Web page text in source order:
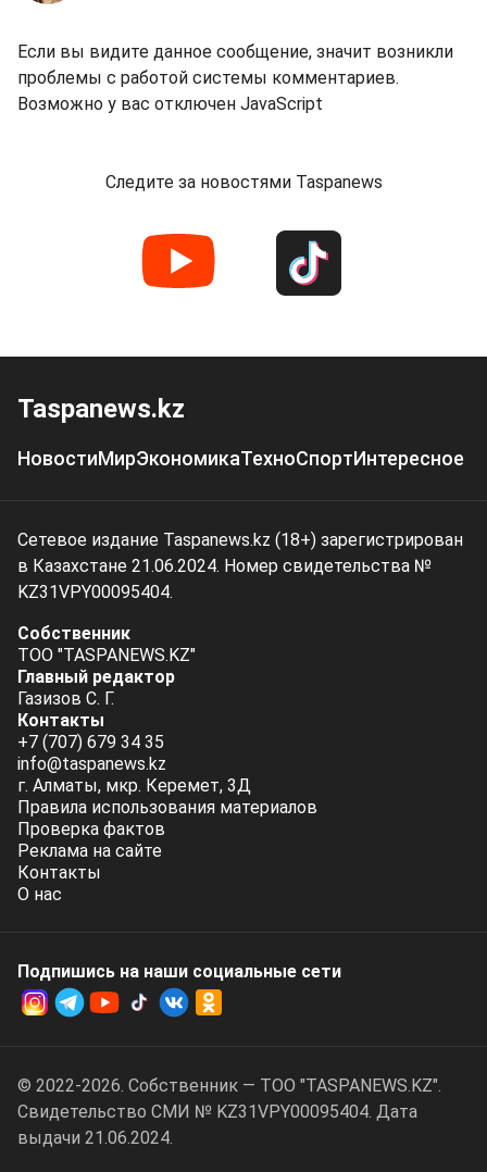
Если вы видите данное сообщение, значит возникли
проблемы с работой системы комментариев.
Возможно у вас отключен JavaScript
Следите за новостями Taspanews
Taspanews.kz
НовостиМирЭкономикаТехноСпортИнтересное
Сетевое издание Taspanews.kz (18+) зарегистрирован
в Казахстане 21.06.2024. Номер свидетельства №
KZ31VPY00095404.
Собственник
ТОО "TASPANEWS.KZ"
Главный редактор
Газизов С. Г.
Контакты
+7 (707) 679 34 35
info@taspanews.kz
г. Алматы, мкр. Керемет, 3Д
Правила использования материалов
Проверка фактов
Реклама на сайте
Контакты
О нас
Подпишись на наши социальные cети
© 2022-2026. Собственник — ТОО "TASPANEWS.KZ".
Cвидетельство СМИ № KZ31VPY00095404. Дата
выдачи 21.06.2024.